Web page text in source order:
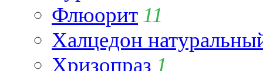
Флюорит 11
Халцедон
Хризопраз 1